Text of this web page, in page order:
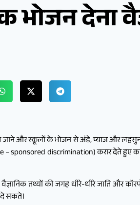
भोजन देना
जाने और स्कूलों के भोजन से अंडे, प्याज और
– sponsored discrimination) करार देते
तथ्यों की जगह धीरे-धीरे जाति और
दे सकते।